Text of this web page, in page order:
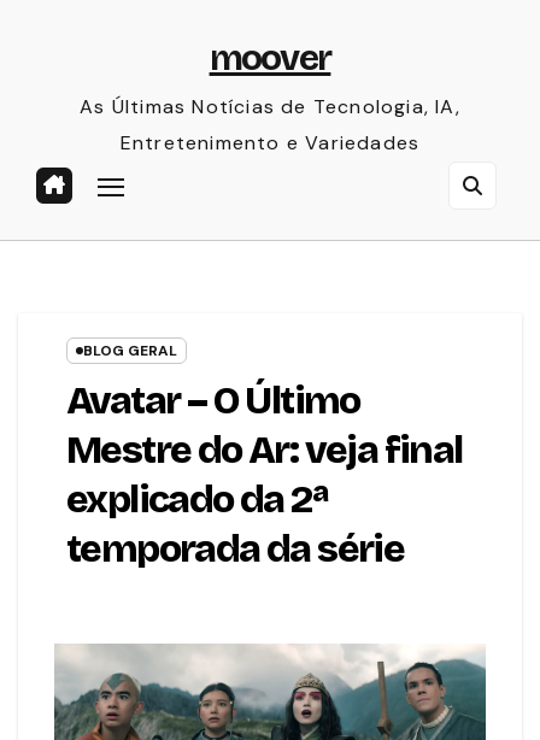
moover
As Últimas Notícias de Tecnologia, IA,
Entretenimento e Variedades
BLOG GERAL
Avatar – O Último
Mestre do Ar: veja final
explicado da 2ª
temporada da série